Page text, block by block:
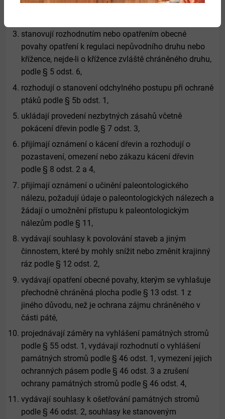
křížence, nejde-li o křížence zvláště chráněného druhu,
stanovují rozhodnutím nebo opatřením obecné
povahy opatření k regulaci nepůvodního druhu nebo
křížence, nejde-li o křížence zvláště chráněného druhu,
podle § 5 odst. 6,
rozhodují o stanovení odchylného postupu při ochraně
ptáků podle § 5b odst. 1,
ukládají provedení nezbytných zásahů včetně
pokácení dřevin podle § 7 odst. 3,
přijímají oznámení o kácení dřevin a rozhodují o
pozastavení, omezení nebo zákazu kácení dřevin
podle § 8 odst. 2 a 4,
přijímají oznámení o učinění paleontologického
nálezu, požadují údaje o paleontologických nálezech a
žádají o umožnění přístupu k paleontologickým
nálezům podle § 11,
vydávají souhlasy k povolování staveb a jiným
činnostem, které by mohly snížit nebo změnit krajinný
ráz podle § 12 odst. 2,
vydávají opatření obecné povahy, kterým se vyhlašuje
přechodně chráněná plocha podle § 13 odst. 1 z
jiného důvodu, než je ochrana zájmu chráněného v
části páté,
projednávají záměry na vyhlášení památných stromů
podle § 55 odst. 1, vydávají rozhodnutí o vyhlášení
památných stromů podle § 46 odst. 1, vymezení jejich
ochranných pásem podle § 46 odst. 3 a zrušení
ochrany památných stromů podle § 46 odst. 4,
vydávají souhlasy k ošetřování památných stromů
podle § 46 odst. 2, souhlasy ke stanoveným